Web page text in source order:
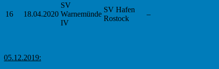
16 18.04.2020
SV
Warnemünde
IV
SV Hafen
Rostock
–
05.12.2019: